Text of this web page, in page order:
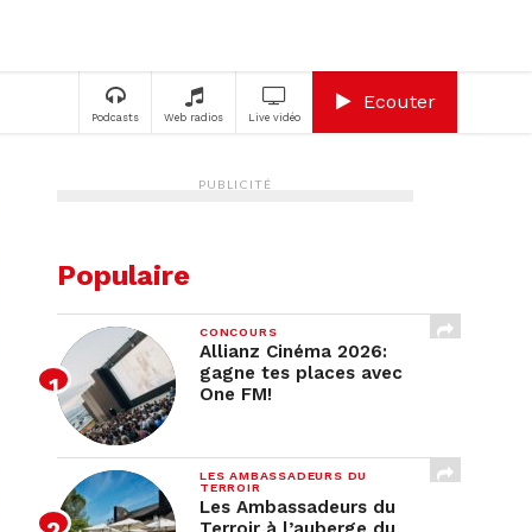
Podcasts Web radios Live vidéo
Ecouter
PUBLICITÉ
Populaire
CONCOURS
Allianz Cinéma 2026:
gagne tes places avec
One FM!
LES AMBASSADEURS DU
TERROIR
Les Ambassadeurs du